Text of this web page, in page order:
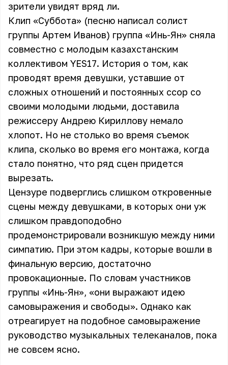
зрители увидят вряд ли.
Клип «Суббота» (песню написал солист
группы Артем Иванов) группа «Инь-Ян» сняла
совместно с молодым казахстанским
коллективом YES17. История о том, как
проводят время девушки, уставшие от
сложных отношений и постоянных ссор со
своими молодыми людьми, доставила
режиссеру Андрею Кириллову немало
хлопот. Но не столько во время съемок
клипа, сколько во время его монтажа, когда
стало понятно, что ряд сцен придется
вырезать.
Цензуре подверглись слишком откровенные
сцены между девушками, в которых они уж
слишком правдоподобно
продемонстрировали возникшую между ними
симпатию. При этом кадры, которые вошли в
финальную версию, достаточно
провокационные. По словам участников
группы «Инь-Ян», «они выражают идею
самовыражения и свободы». Однако как
отреагирует на подобное самовыражение
руководство музыкальных телеканалов, пока
не совсем ясно.